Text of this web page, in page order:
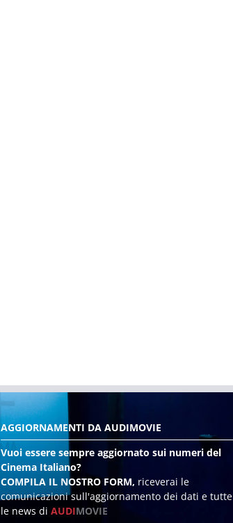
AGGIORNAMENTI DA AUDIMOVIE
Vuoi essere sempre aggiornato sui numeri del
Cinema Italiano?
COMPILA IL NOSTRO FORM, riceverai le
comunicazioni sull'aggiornamento dei dati e tutte
le news di AUDIMOVIE